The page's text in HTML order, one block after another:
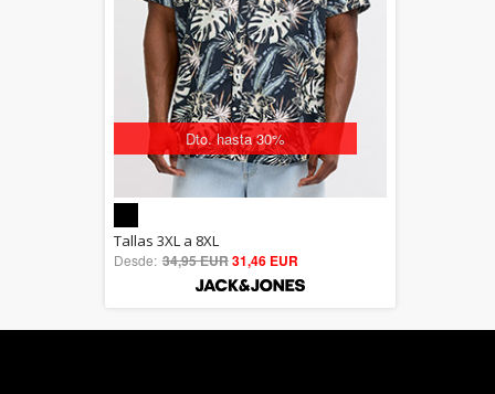
Dto. hasta 30%
5.00
out of 5
Tallas 3XL a 8XL
Desde: 34,95 EUR31,46 EUR